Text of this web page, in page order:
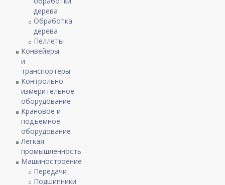
дерева
Обработка
дерева
Пеллеты
Конвейеры
и
транспортеры
Контрольно-
измерительное
оборудование
Крановое и
подъемное
оборудование
Легкая
промышленность
Машиностроение
Передачи
Подшипники